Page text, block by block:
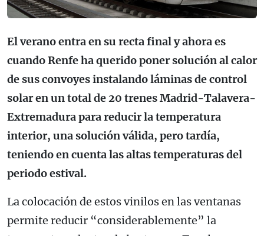
El verano entra en su recta final y ahora es
cuando Renfe ha querido poner solución al calor
de sus convoyes instalando láminas de control
solar en un total de 20 trenes Madrid-Talavera-
Extremadura para reducir la temperatura
interior, una solución válida, pero tardía,
teniendo en cuenta las altas temperaturas del
periodo estival.
La colocación de estos vinilos en las ventanas
permite reducir “considerablemente” la